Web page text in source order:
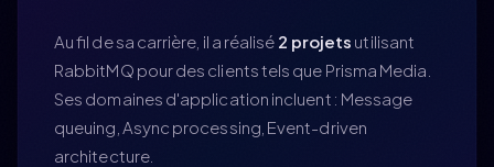
Au fil de sa carrière, il a réalisé 2 projets utilisant
RabbitMQ pour des clients tels que Prisma Media.
Ses domaines d'application incluent : Message
queuing, Async processing, Event-driven
architecture.